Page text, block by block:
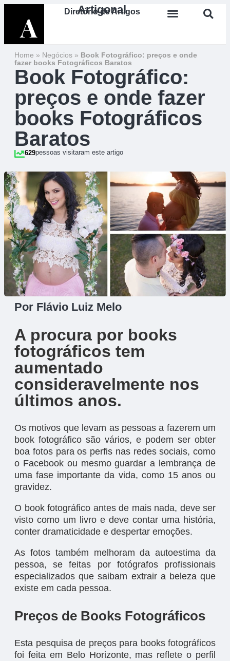
Artigonal
Diretório de Artigos
Home » Negócios » Book Fotográfico: preços e onde
fazer books Fotográficos Baratos
Book Fotográfico:
preços e onde fazer
books Fotográficos
Baratos
629pessoas visitaram este artigo
Por Flávio Luiz Melo
A procura por books
fotográficos tem
aumentado
consideravelmente nos
últimos anos.
Os motivos que levam as pessoas a fazerem um
book fotográfico são vários, e podem ser obter
boa fotos para os perfis nas redes sociais, como
o Facebook ou mesmo guardar a lembrança de
uma fase importante da vida, como 15 anos ou
gravidez.
O book fotográfico antes de mais nada, deve ser
visto como um livro e deve contar uma história,
conter dramaticidade e despertar emoções.
As fotos também melhoram da autoestima da
pessoa, se feitas por fotógrafos profissionais
especializados que saibam extrair a beleza que
existe em cada pessoa.
Preços de Books Fotográficos
Esta pesquisa de preços para books fotográficos
foi feita em Belo Horizonte, mas reflete o perfil